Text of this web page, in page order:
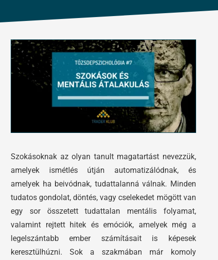
Robotok
Tőzsdeklub
Adósegéd
Tőzsdepszichológia
Előadások
Robotok
Segítség és támogatás
Szokásoknak az olyan tanult magatartást nevezzük,
amelyek ismétlés útján automatizálódnak, és
amelyek ha beivódnak, tudattalanná válnak. Minden
tudatos gondolat, döntés, vagy cselekedet mögött van
egy sor összetett tudattalan mentális folyamat,
valamint rejtett hitek és emóciók, amelyek még a
legelszántabb ember számításait is képesek
keresztülhúzni. Sok a szakmában már komoly